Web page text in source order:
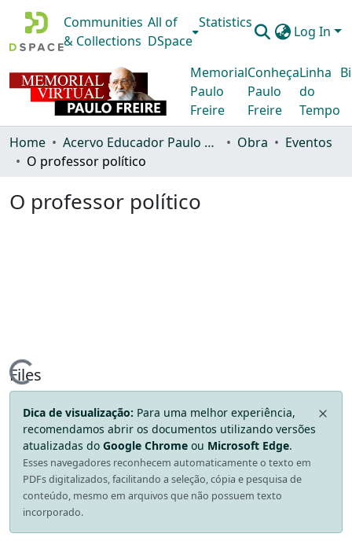
Communities
& Collections
All of
DSpace
Statistics
Log In
Memorial
Paulo
Freire
Conheça
Paulo
Freire
Linha
do
Tempo
Home Acervo Educador Paulo Freire Obra
Eventos
O professor político
O professor político
Loading...
Files
Dica de visualização: Para uma melhor experiência,
recomendamos abrir os documentos utilizando versões
atualizadas do Google Chrome ou Microsoft Edge.
Esses navegadores reconhecem automaticamente o texto em
PDFs digitalizados, facilitando a seleção, cópia e pesquisa de
conteúdo, mesmo em arquivos que não possuem texto
incorporado.